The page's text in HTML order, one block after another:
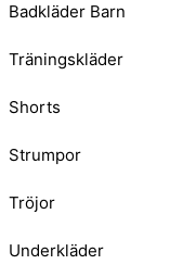
Badkläder Barn
Träningskläder
Shorts
Strumpor
Tröjor
Underkläder